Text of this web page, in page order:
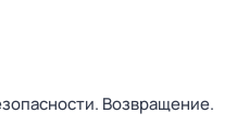
Возвращение.